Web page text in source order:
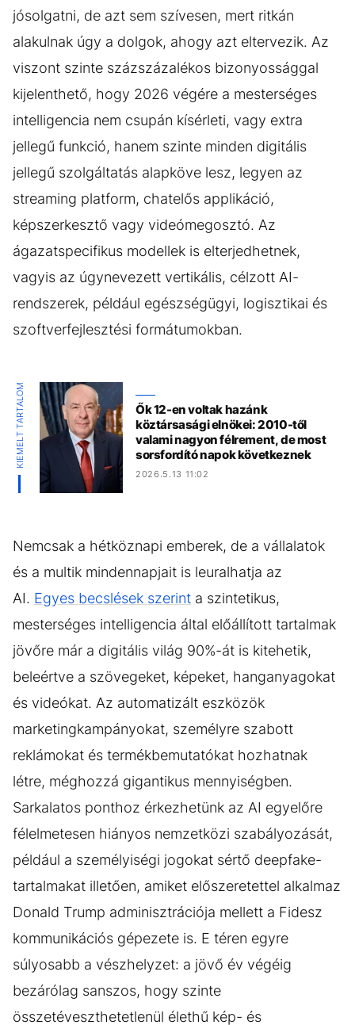
jósolgatni, de azt sem szívesen, mert ritkán
alakulnak úgy a dolgok, ahogy azt eltervezik. Az
viszont szinte százszázalékos bizonyossággal
kijelenthető, hogy 2026 végére a mesterséges
intelligencia nem csupán kísérleti, vagy extra
jellegű funkció, hanem szinte minden digitális
jellegű szolgáltatás alapköve lesz, legyen az
streaming platform, chatelős applikáció,
képszerkesztő vagy videómegosztó. Az
ágazatspecifikus modellek is elterjedhetnek,
vagyis az úgynevezett vertikális, célzott AI-
rendszerek, például egészségügyi, logisztikai és
szoftverfejlesztési formátumokban.
KIEMELT TARTALOM
Ők 12-en voltak hazánk
köztársasági elnökei: 2010-től
valami nagyon félrement, de most
sorsfordító napok következnek
2026.5.13 11:02
Nemcsak a hétköznapi emberek, de a vállalatok
és a multik mindennapjait is leuralhatja az
AI. Egyes becslések szerint a szintetikus,
mesterséges intelligencia által előállított tartalmak
jövőre már a digitális világ 90%-át is kitehetik,
beleértve a szövegeket, képeket, hanganyagokat
és videókat. Az automatizált eszközök
marketingkampányokat, személyre szabott
reklámokat és termékbemutatókat hozhatnak
létre, méghozzá gigantikus mennyiségben.
Sarkalatos ponthoz érkezhetünk az AI egyelőre
félelmetesen hiányos nemzetközi szabályozását,
például a személyiségi jogokat sértő deepfake-
tartalmakat illetően, amiket előszeretettel alkalmaz
Donald Trump adminisztrációja mellett a Fidesz
kommunikációs gépezete is. E téren egyre
súlyosabb a vészhelyzet: a jövő év végéig
bezárólag sanszos, hogy szinte
összetéveszthetetlenül élethű kép- és